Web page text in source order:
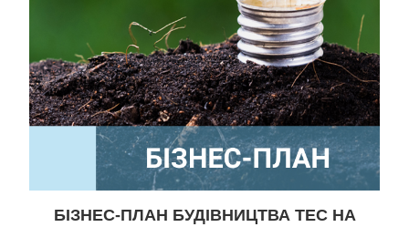
БІЗНЕС-ПЛАН БУДІВНИЦТВА ТЕС НА